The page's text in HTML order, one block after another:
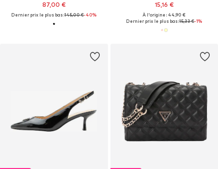
87,00 €
Dernier prix le plus bas :145,00 €-40%
15,16 €
À l'origine : 44,90 €
Dernier prix le plus bas :15,33 €-1%